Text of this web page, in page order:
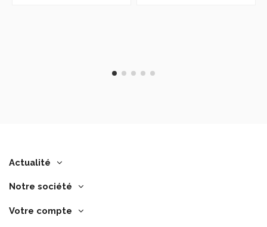
Actualité
Notre société
Votre compte